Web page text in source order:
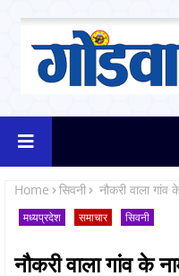
Home सिवनी नौकरी वाला गांव
मध्यप्रदेश समाचार सिवनी
नौकरी वाला गांव के